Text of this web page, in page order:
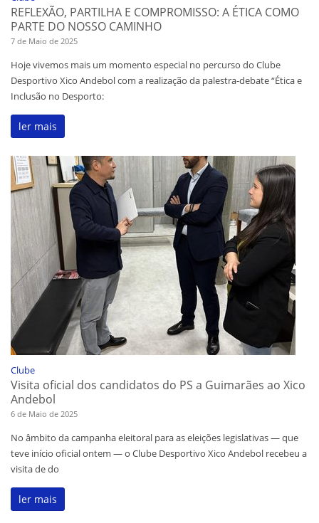
REFLEXÃO, PARTILHA E COMPROMISSO: A ÉTICA COMO
PARTE DO NOSSO CAMINHO
7 de Maio de 2025
Hoje vivemos mais um momento especial no percurso do Clube
Desportivo Xico Andebol com a realização da palestra-debate “Ética e
Inclusão no Desporto:
ler mais
Clube
Visita oficial dos candidatos do PS a Guimarães ao Xico
Andebol
6 de Maio de 2025
No âmbito da campanha eleitoral para as eleições legislativas — que
teve início oficial ontem — o Clube Desportivo Xico Andebol recebeu a
visita de do
ler mais